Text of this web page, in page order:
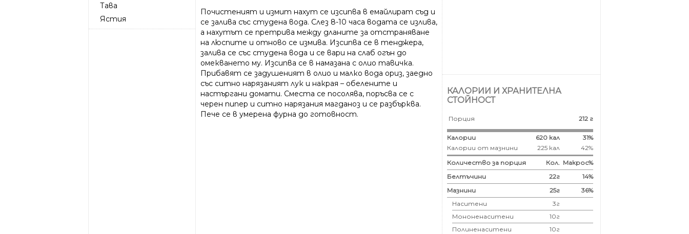
Тава
Ястия
Почистеният и измит нахут се изсипва в емайлират съд и
се залива със студена вода. Слез 8-10 часа водата се излива,
а нахутът се претрива между дланите за отстраняване
на люспите и отново се измива. Изсипва се в тенджера,
залива се със студена вода и се вари на слаб огън до
омекването му. Изсипва се в намазана с олио тавичка.
Прибавят се задушеният в олио и малко вода ориз, заедно
със ситно нарязаният лук и накрая – обелените и
настъргани домати. Сместа се посолява, поръсва се с
черен пипер и ситно нарязания магданоз и се разбърква.
Пече се в умерена фурна до готовност.
КАЛОРИИ И ХРАНИТЕЛНА
СТОЙНОСТ
Порция 212 г
Калории 620 кал
31%
Калории от мазнини
225 кал
42%
Количество за порция
Кол. Макрос%
Белтъчини
22г
14%
Мазнини
25г
36%
Наситени
3г
Мононенаситени
10г
Полиненаситени
10г